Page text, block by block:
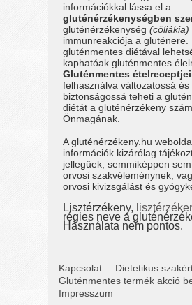
információkkal lássa el a
gluténérzékenységben
gluténérzékenység(cöliákia)
immunreakciója a gluténere.
gluténmentes diétával
kaphatóak gluténmentes
Gluténmentes
felhasználva változatossá és
biztonságossá teheti a
diétát a gluténérzékeny
Önmagának.
A gluténérzékeny.hu
információk kizárólag
jellegűek, semmiképpen
orvosi szakvéleménynek,
orvosi kivizsgálást és
Lisztérzékeny,
régies neve a
Használata nem pontos.
Kapcsolat
Dietetikus
Gluténmentes termék akció
Impresszum